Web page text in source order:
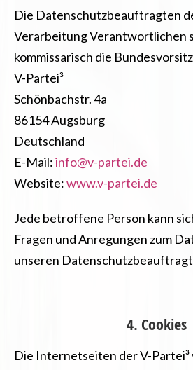
Die Datenschutzbeauftragten
Verarbeitung Verantwortlichen
kommissarisch die
V-Partei³
Schönbachstr. 4a
86154 Augsburg
Deutschland
E-Mail:info@v-partei.de
Website:www.v-partei.de
Jede betroffene Person kann
Fragen und Anregungen zum
unseren
4. Cookies
Die Internetseiten der V-